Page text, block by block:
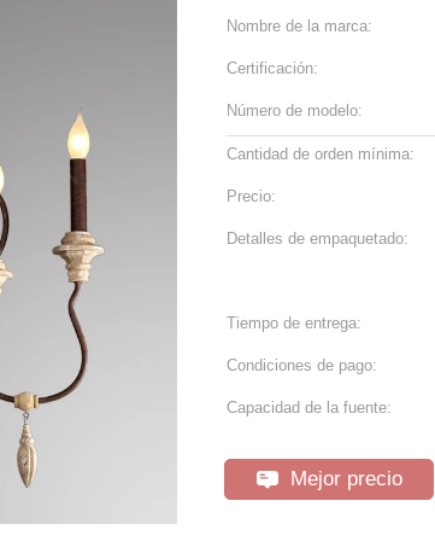
Nombre de la marca:
Certificación:
Número de modelo:
Cantidad de orden mínima:
Precio:
Detalles de empaquetado:
Tiempo de entrega:
Condiciones de pago:
Capacidad de la fuente:
Mejor precio